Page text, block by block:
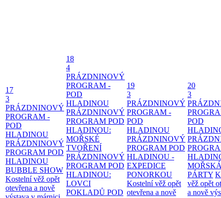
17
3
PRÁZDNINOVÝ
PROGRAM -
POD
HLADINOU
PRÁZDNINOVÝ
PROGRAM POD
HLADINOU
BUBBLE SHOW
Kostelní věž opět
otevřena a nově
18
4
PRÁZDNINOVÝ
PROGRAM -
POD
HLADINOU
PRÁZDNINOVÝ
PROGRAM POD
HLADINOU:
MOŘSKÉ
TVOŘENÍ
PRÁZDNINOVÝ
PROGRAM POD
HLADINOU:
LOVCI
POKLADŮ POD
19
3
PRÁZDNINOVÝ
PROGRAM -
POD
HLADINOU
PRÁZDNINOVÝ
PROGRAM POD
HLADINOU -
EXPEDICE
PONORKOU
Kostelní věž opět
otevřena a nově
20
3
POD
PÁRTY
věž opět
a nově